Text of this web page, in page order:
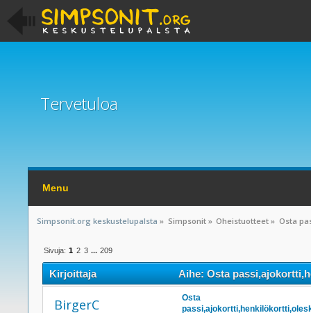
Tervetuloa
Menu
Simpsonit.org keskustelupalsta » Simpsonit» Oheistuotteet » Osta
Sivuja: 1 2 3 ... 209
Kirjoittaja Aihe: Osta
BirgerC
Osta